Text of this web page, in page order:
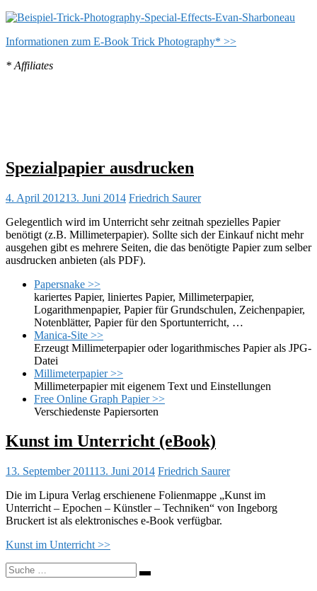
Informationen zum E-Book Trick Photography* >>
* Affiliates
Spezialpapier ausdrucken
4. April 201213. Juni 2014 Friedrich Saurer
Gelegentlich wird im Unterricht sehr zeitnah spezielles Papier
benötigt (z.B. Millimeterpapier). Sollte sich der Einkauf nicht mehr
ausgehen gibt es mehrere Seiten, die das benötigte Papier zum selber
ausdrucken anbieten (als PDF).
Papersnake >>
kariertes Papier, liniertes Papier, Millimeterpapier,
Logarithmenpapier, Papier für Grundschulen, Zeichenpapier,
Notenblätter, Papier für den Sportunterricht, …
Manica-Site >>
Erzeugt Millimeterpapier oder logarithmisches Papier als JPG-
Datei
Millimeterpapier >>
Millimeterpapier mit eigenem Text und Einstellungen
Free Online Graph Papier >>
Verschiedenste Papiersorten
Kunst im Unterricht (eBook)
13. September 201113. Juni 2014 Friedrich Saurer
Die im Lipura Verlag erschienene Folienmappe „Kunst im
Unterricht – Epochen – Künstler – Techniken“ von Ingeborg
Bruckert ist als elektronisches e-Book verfügbar.
Kunst im Unterricht >>
Suche
nach: